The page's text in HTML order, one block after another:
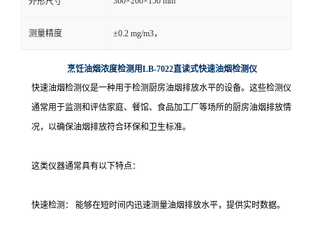
测量精度 ±0.2 mg/m3，
烹饪油烟浓度检测用LB-7022直读式快速油烟检测仪
快速油烟检测仪是一种用于检测厨房油烟排放水平的设备。这些检测仪
通常用于监测和评估家庭、餐馆、食品加工厂等场所的厨房油烟排放情
况，以确保油烟排放符合环保和卫生标准。
这类仪器通常具有以下特点：
快速检测： 能够在短时间内迅速测量油烟排放水平，提供实时数据。